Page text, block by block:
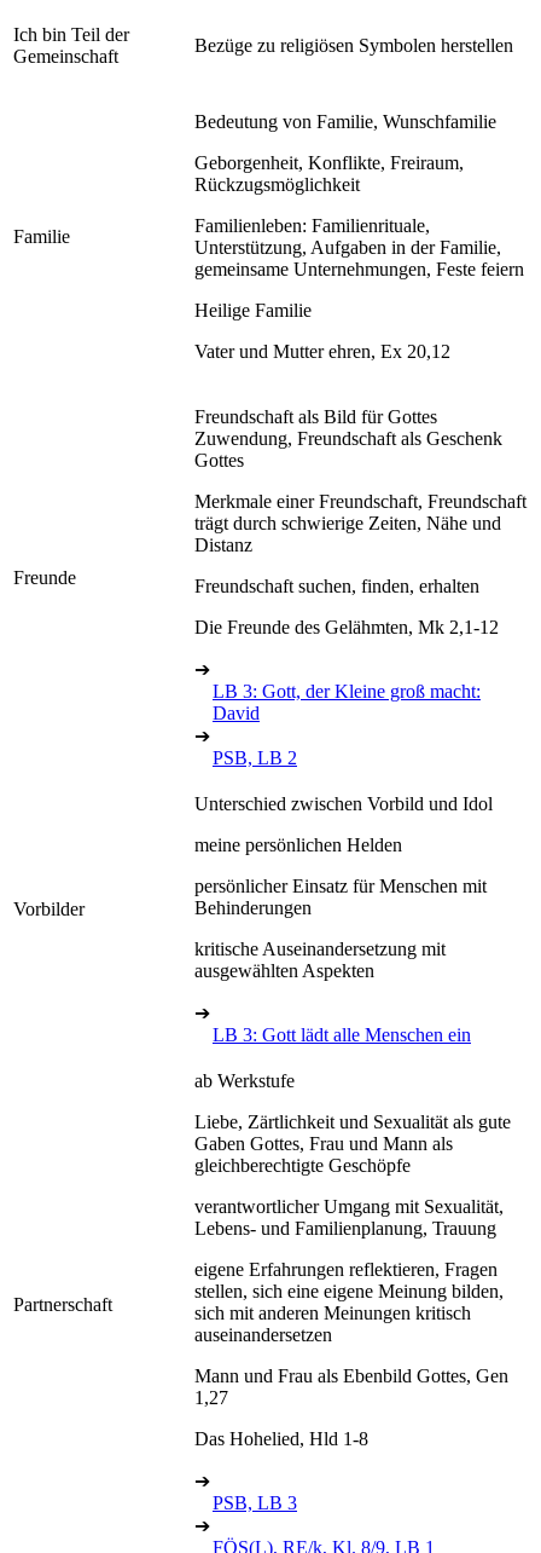
Ich bin Teil der
Gemeinschaft
Bezüge zu religiösen Symbolen herstellen
Familie
Bedeutung von Familie, Wunschfamilie
Geborgenheit, Konflikte, Freiraum,
Rückzugsmöglichkeit
Familienleben: Familienrituale,
Unterstützung, Aufgaben in der Familie,
gemeinsame Unternehmungen, Feste feiern
Heilige Familie
Vater und Mutter ehren, Ex 20,12
Freunde
Freundschaft als Bild für Gottes
Zuwendung, Freundschaft als Geschenk
Gottes
Merkmale einer Freundschaft, Freundschaft
trägt durch schwierige Zeiten, Nähe und
Distanz
Freundschaft suchen, finden, erhalten
Die Freunde des Gelähmten, Mk 2,1-12
➔
LB 3: Gott, der Kleine groß macht:
David
➔
PSB, LB 2
Vorbilder
Unterschied zwischen Vorbild und Idol
meine persönlichen Helden
persönlicher Einsatz für Menschen mit
Behinderungen
kritische Auseinandersetzung mit
ausgewählten Aspekten
➔
LB 3: Gott lädt alle Menschen ein
Partnerschaft
ab Werkstufe
Liebe, Zärtlichkeit und Sexualität als gute
Gaben Gottes, Frau und Mann als
gleichberechtigte Geschöpfe
verantwortlicher Umgang mit Sexualität,
Lebens- und Familienplanung, Trauung
eigene Erfahrungen reflektieren, Fragen
stellen, sich eine eigene Meinung bilden,
sich mit anderen Meinungen kritisch
auseinandersetzen
Mann und Frau als Ebenbild Gottes, Gen
1,27
Das Hohelied, Hld 1-8
➔
PSB, LB 3
➔
FÖS(L), RE/k, Kl. 8/9, LB 1